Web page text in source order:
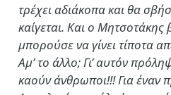
τρέχει αδιάκοπα και θα
καίγεται. Και ο Μητσοτάκης
μπορούσε να γίνει τίποτα
Αμ’ το άλλο; Γι’ αυτόν
καούν άνθρωποι!!! Για έναν